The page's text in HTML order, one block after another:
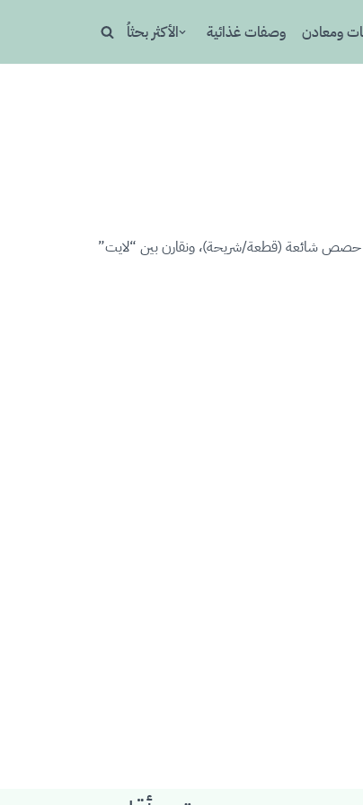
ومعادن وصفات غذائية الأكثر بحثاُ
100 جم مع حصص شائعة (قطعة/شريحة)، ونقارن بين “لايت”